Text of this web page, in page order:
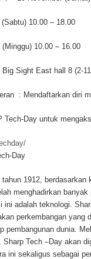
10.00 – 18.00
10.00 – 16.00
Big Sight East hall 8 (2-
: Mendaftarkan diri
Tech-Day untuk
Day
1912,
menghadirkan
ini adalah teknologi.
perkembangan yang
pembangunan dunia.
Sharp Tech –Day akan
ini sekaligus sebagai